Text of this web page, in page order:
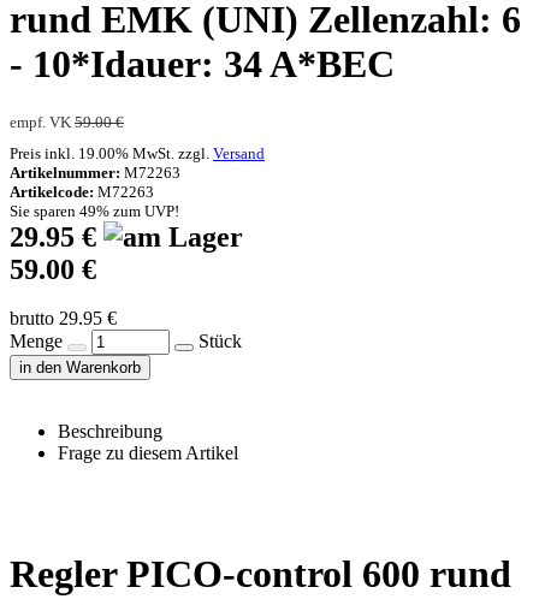
rund EMK (UNI) Zellenzahl: 6
- 10*Idauer: 34 A*BEC
empf. VK 59.00 €
Preis inkl. 19.00% MwSt. zzgl. Versand
Artikelnummer: M72263
Artikelcode: M72263
Sie sparen 49% zum UVP!
29.95 €
59.00 €
brutto 29.95 €
Menge
Stück
in den Warenkorb
Beschreibung
Frage zu diesem Artikel
Regler PICO-control 600 rund